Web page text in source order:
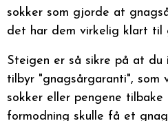
sokker som gjorde at
det har dem virkelig klart til
Steigen er så sikre på at
tilbyr "gnagsårgaranti", som
sokker eller pengene tilbake
formodning skulle få et